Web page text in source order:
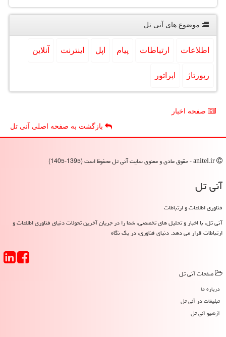
موضوع های آنی تل
اطلاعات ارتباطات پیام اپل اینترنت آنلاین
رپورتاژ اپراتور
صفحه اخبار
بازگشت به صفحه اصلی آنی تل
آنی تل
فناوری اطلاعات و ارتباطات
آنی تل، با اخبار و تحلیل های تخصصی، شما را در جریان آخرین تحولات دنیای فناوری اطلاعات و
ارتباطات قرار می دهد. دنیای فناوری، در یک نگاه
صفحات آنی تل
درباره ما
تبلیغات در آنی تل
آرشیو آنی تل